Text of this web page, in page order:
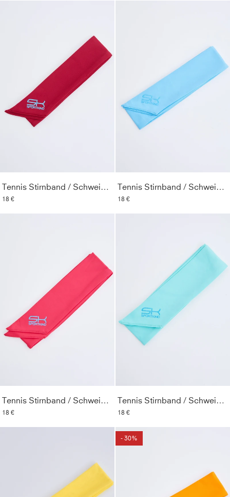
Tennis Stirnband / Schweißband, bordeaux rot
18 €
Tennis Stirnband / Schweißband, hellblau
18 €
Tennis Stirnband / Schweißband, pfirsich
18 €
Tennis Stirnband / Schweißband, mint
18 €
- 30%